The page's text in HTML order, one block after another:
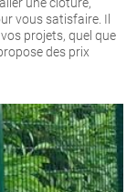
vous satisfaire. Il
projets, quel que
des prix